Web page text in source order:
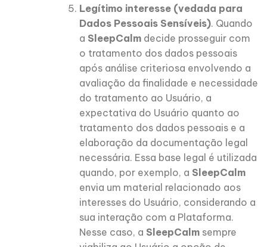
Legítimo interesse (vedada para
Dados Pessoais Sensíveis). Quando
a SleepCalm decide prosseguir com
o tratamento dos dados pessoais
após análise criteriosa envolvendo a
avaliação da finalidade e necessidade
do tratamento ao Usuário, a
expectativa do Usuário quanto ao
tratamento dos dados pessoais e a
elaboração da documentação legal
necessária. Essa base legal é utilizada
quando, por exemplo, a SleepCalm
envia um material relacionado aos
interesses do Usuário, considerando a
sua interação com a Plataforma.
Nesse caso, a SleepCalm sempre